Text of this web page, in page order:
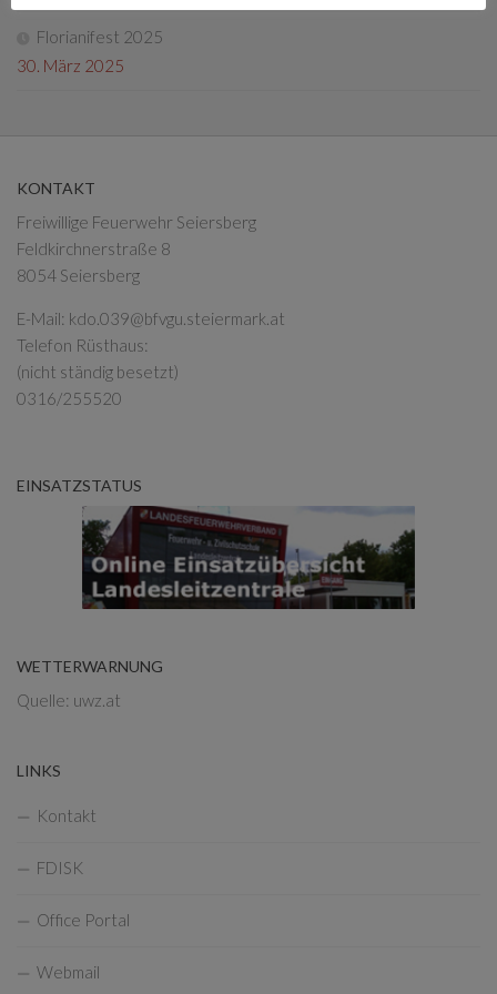
Florianifest 2025
30. März 2025
KONTAKT
Freiwillige Feuerwehr Seiersberg
Feldkirchnerstraße 8
8054 Seiersberg
E-Mail: kdo.039@bfvgu.steiermark.at
Telefon Rüsthaus:
(nicht ständig besetzt)
0316/255520
EINSATZSTATUS
WETTERWARNUNG
Quelle: uwz.at
LINKS
Kontakt
FDISK
Office Portal
Webmail